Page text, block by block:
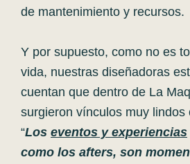
de mantenimiento y recursos.
Y por supuesto, como no es
vida, nuestras diseñadoras
cuentan que dentro de La
surgieron vínculos muy lindos
“Los eventos y experiencias
como los afters, son